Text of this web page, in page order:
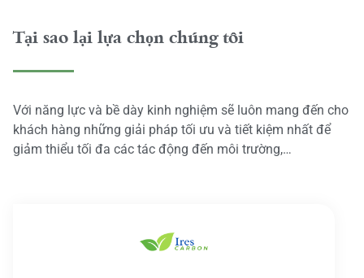
Tại sao lại lựa chọn chúng tôi
Với năng lực và bề dày kinh nghiệm sẽ luôn mang đến cho
khách hàng những giải pháp tối ưu và tiết kiệm nhất để
giảm thiểu tối đa các tác động đến môi trường,…